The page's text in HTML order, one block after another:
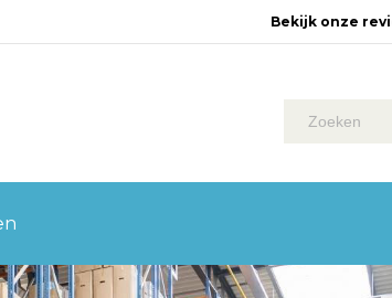
Bekijk onze